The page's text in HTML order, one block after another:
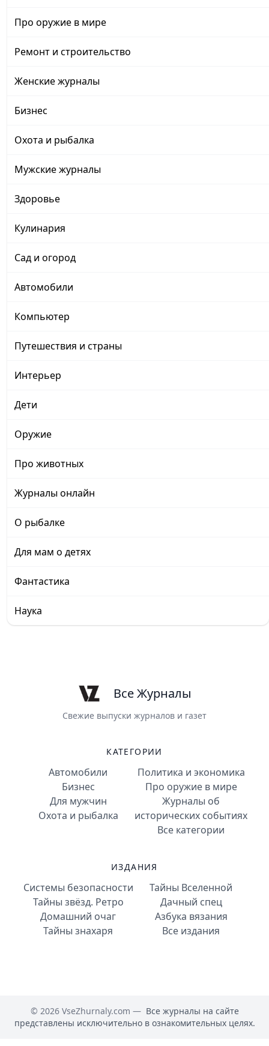
Про оружие в мире
Ремонт и строительство
Женские журналы
Бизнес
Охота и рыбалка
Мужские журналы
Здоровье
Кулинария
Сад и огород
Автомобили
Компьютер
Путешествия и страны
Интерьер
Дети
Оружие
Про животных
Журналы онлайн
О рыбалке
Для мам о детях
Фантастика
Наука
Все Журналы
Свежие выпуски журналов и газет
КАТЕГОРИИ
Автомобили
Бизнес
Для мужчин
Охота и рыбалка
Политика и экономика
Про оружие в мире
Журналы об
исторических событиях
Все категории
ИЗДАНИЯ
Системы безопасности
Тайны звёзд. Ретро
Домашний очаг
Тайны знахаря
Тайны Вселенной
Дачный спец
Азбука вязания
Все издания
© 2026 VseZhurnaly.com — Все журналы на сайте
представлены исключительно в ознакомительных целях.